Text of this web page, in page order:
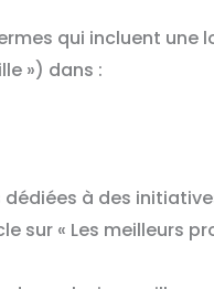
qui incluent une
») dans :
à des
« Les meilleurs